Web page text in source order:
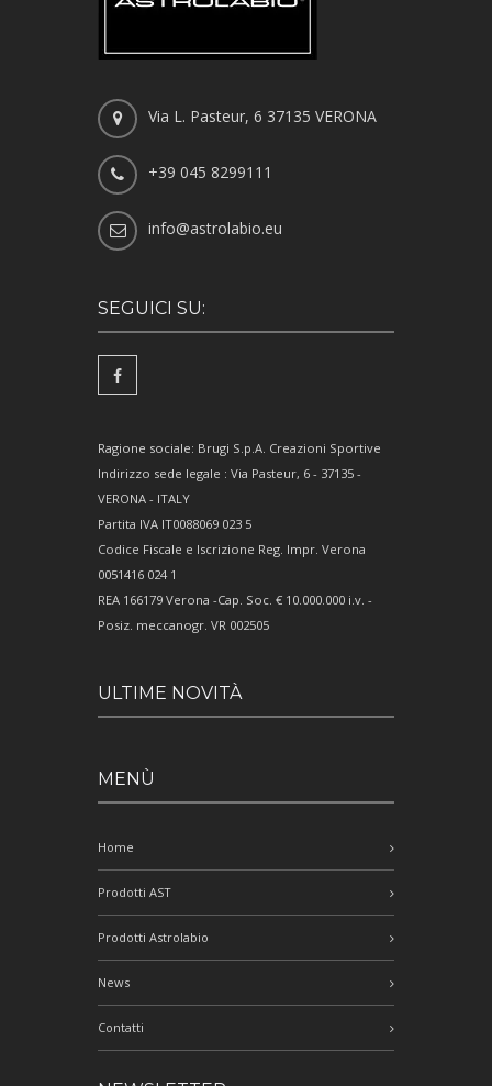
Via L. Pasteur, 6 37135 VERONA
+39 045 8299111
info@astrolabio.eu
SEGUICI SU:
Ragione sociale: Brugi S.p.A. Creazioni Sportive
Indirizzo sede legale : Via Pasteur, 6 - 37135 -
VERONA - ITALY
Partita IVA IT0088069 023 5
Codice Fiscale e Iscrizione Reg. Impr. Verona
0051416 024 1
REA 166179 Verona -Cap. Soc. € 10.000.000 i.v. -
Posiz. meccanogr. VR 002505
ULTIME NOVITÀ
MENÙ
Home
Prodotti AST
Prodotti Astrolabio
News
Contatti